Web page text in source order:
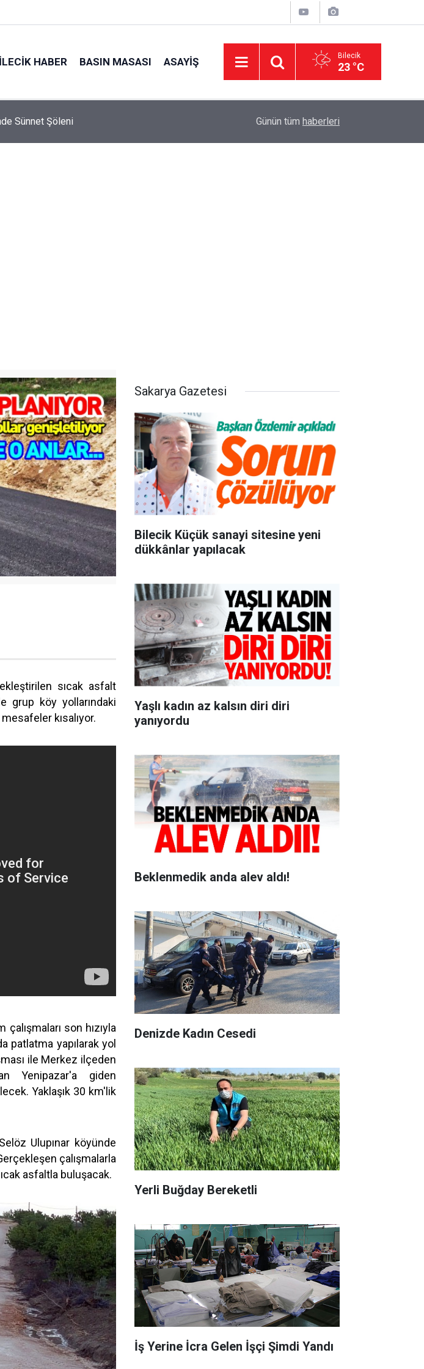
HABER BASIN MASASI ASAYIŞ Bilecik
23 °C
Günün tüm haberleri
sıcak asfalt
grup köy yollarındaki
kısalıyor.
son hızıyla
patlatma yapılarak yol
ile Merkez ilçeden
Yenipazar'a giden
Yaklaşık 30 km'lik
Ulupınar köyünde
çalışmalarla
asfaltla buluşacak.
Sakarya Gazetesi
Bilecik Küçük sanayi sitesine yeni
dükkânlar yapılacak
Yaşlı kadın az kalsın diri diri
yanıyordu
Beklenmedik anda alev aldı!
Denizde Kadın Cesedi
Yerli Buğday Bereketli
İş Yerine İcra Gelen İşçi Şimdi Yandı